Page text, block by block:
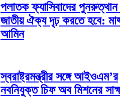
পলাতক ফ্যাসিবাদের পুনরুত্থান
জাতীয় ঐক্য দৃঢ় করতে হবে:
আমিন
স্বরাষ্ট্রমন্ত্রীর সঙ্গে আইওএম’র
নবনিযুক্ত চিফ অব মিশনের